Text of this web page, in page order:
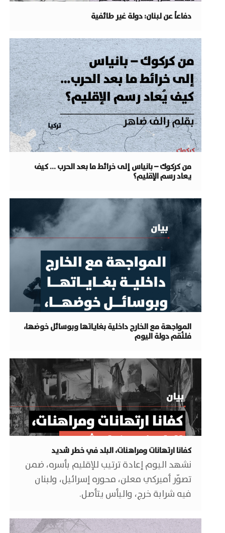
دفاعاً عن لبنان: دولة غير طائفية
من كركوك – بانياس إلى خرائط ما بعد الحرب … كيف
يعاد رسم الإقليم؟
المواجهة مع الخارج داخلية بغاياتها وبوسائل خوضها،
فلنُقم دولة اليوم
كفانا ارتهانات ومراهنات، البلد في خطر شديد
نشهد اليوم إعادة ترتيب للإقليم بأسره، ضمن
تصوّر أميركي معلن، محوره إسرائيل، ولبنان
فيه شرابة خرج، واليأس يتأصل.